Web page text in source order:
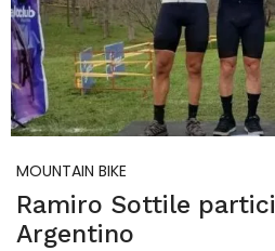
MOUNTAIN BIKE
Ramiro Sottile
Argentino